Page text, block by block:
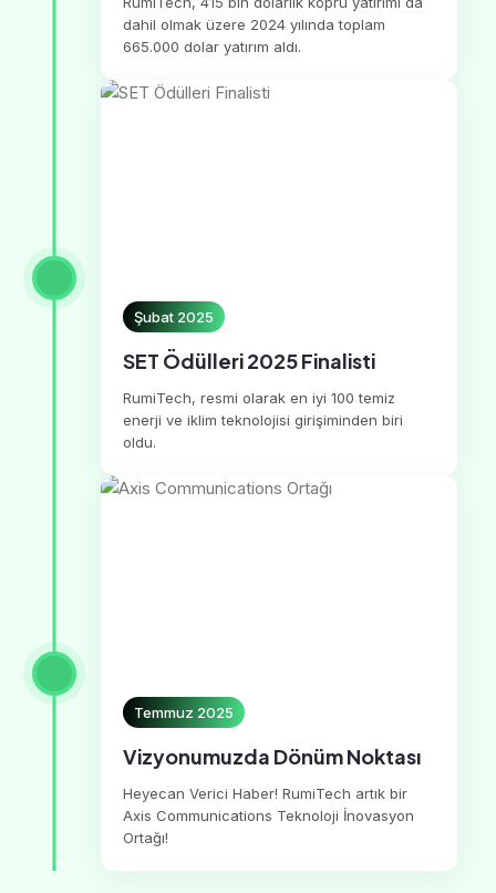
dahil olmak üzere 2024 yılında toplam
665.000 dolar yatırım aldı.
Şubat 2025
SET Ödülleri 2025 Finalisti
RumiTech, resmi olarak en iyi 100 temiz
enerji ve iklim teknolojisi girişiminden biri
oldu.
Temmuz 2025
Vizyonumuzda Dönüm Noktası
Heyecan Verici Haber! RumiTech artık bir
Axis Communications Teknoloji İnovasyon
Ortağı!